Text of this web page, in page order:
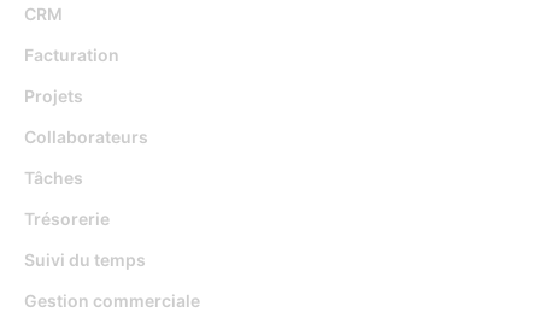
CRM
Facturation
Projets
Collaborateurs
Tâches
Trésorerie
Suivi du temps
Gestion commerciale